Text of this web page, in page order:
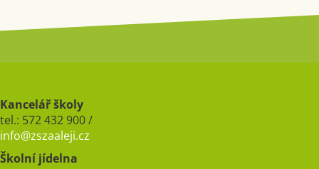
Kancelář školy
tel.: 572 432 900 /
info@zszaaleji.cz
Školní jídelna